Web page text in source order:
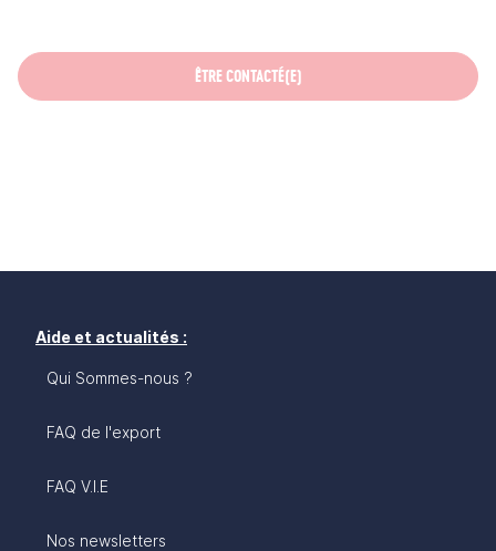
ÊTRE CONTACTÉ(E)
Aide et actualités :
Qui Sommes-nous ?
FAQ de l'export
FAQ V.I.E
Nos newsletters